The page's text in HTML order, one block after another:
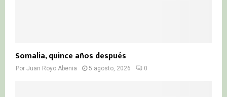
Somalia, quince años después
Por Juan Royo Abenia 5 agosto, 2026 0